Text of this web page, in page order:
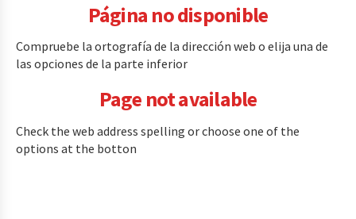
Página no disponible
Compruebe la ortografía de la dirección web o elija una de
las opciones de la parte inferior
Page not available
Check the web address spelling or choose one of the
options at the botton